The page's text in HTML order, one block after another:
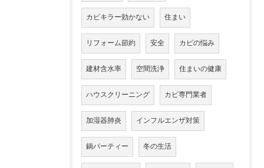
カビキラー効かない 住まい
リフォーム節約 安全 カビの悩み
建材含水率 空間洗浄 住まいの健康
ハウスクリーニング カビ専門業者
加湿器肺炎 インフルエンザ対策
鍋パーティー 冬の生活